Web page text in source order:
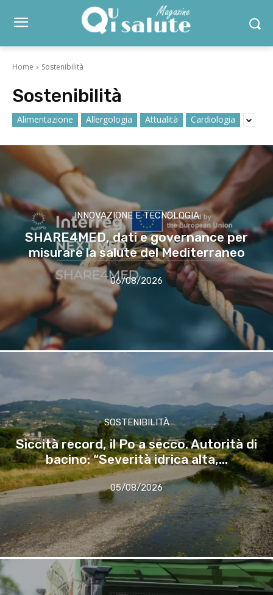
Home Sostenibilità
Sostenibilità
Alimentazione Allergologia Attualità Cardiologia
INNOVAZIONE E TECNOLOGIA
SHARE4MED, dati e governance per
misurare la salute del Mediterraneo
06/08/2026
SOSTENIBILITÀ
Siccità record, il Po a secco. Autorità di
bacino: “Severità idrica alta,...
05/08/2026